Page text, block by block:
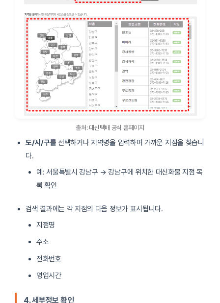
영시 02-2676-4424 / 070-4313-7161
당산동 02-2677-7022 / 070-4313-7162
대림동 02-843-3211 / 070-4313-7163
용산전자 02-714-1333 / 070-4313-7110
은평수색 02-303-3211 / 070-4313-7187
종로원남
세운상가
청계3 02-2279-3131 / 070-4313-7100
을지5
출처: 대신택배 공식 홈페이지
도/시/구를 선택하거나 지역명을 입력하여 가까운 지점을 찾습니
다.
예: 서울특별시 강남구 → 강남구에 위치한 대신화물 지점 목
록 확인
검색 결과에는 각 지점의 다음 정보가 표시됩니다.
지점명
주소
전화번호
영업시간
4. 세부정보 확인